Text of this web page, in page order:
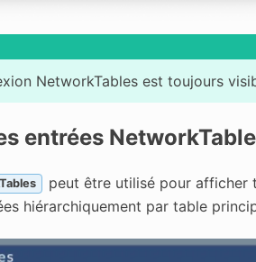
NetworkTables est toujours
entrées
peut être utilisé pour afficher
hiérarchiquement par table